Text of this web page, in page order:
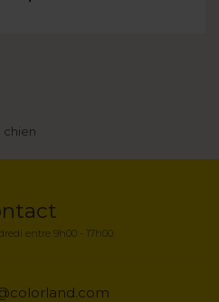
chien
entre 9h00 - 17h00.